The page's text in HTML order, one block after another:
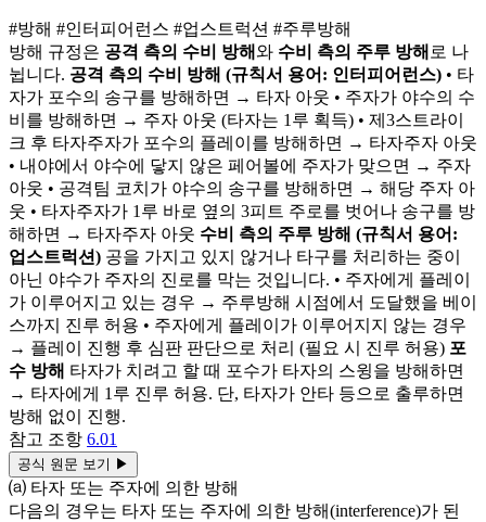
#방해 #인터피어런스 #업스트럭션 #주루방해
방해 규정은 공격 측의 수비 방해와 수비 측의 주루 방해 로 나
뉩니다. 공격 측의 수비 방해 (규칙서 용어: 인터피어런스) • 타
자가 포수의 송구를 방해하면 → 타자 아웃 • 주자가 야수의 수
비를 방해하면 → 주자 아웃 (타자는 1루 획득) • 제3스트라이
크 후 타자주자가 포수의 플레이를 방해하면 → 타자주자 아웃
• 내야에서 야수에 닿지 않은 페어볼에 주자가 맞으면 → 주자
아웃 • 공격팀 코치가 야수의 송구를 방해하면 → 해당 주자 아
웃 • 타자주자가 1루 바로 옆의 3피트 주로를 벗어나 송구를 방
해하면 → 타자주자 아웃 수비 측의 주루 방해 (규칙서 용어:
업스트럭션) 공을 가지고 있지 않거나 타구를 처리하는 중이
아닌 야수가 주자의 진로를 막는 것입니다. • 주자에게 플레이
가 이루어지고 있는 경우 → 주루방해 시점에서 도달했을 베이
스까지 진루 허용 • 주자에게 플레이가 이루어지지 않는 경우
→ 플레이 진행 후 심판 판단으로 처리 (필요 시 진루 허용) 포
수 방해 타자가 치려고 할 때 포수가 타자의 스윙을 방해하면
→ 타자에게 1루 진루 허용. 단, 타자가 안타 등으로 출루하면
방해 없이 진행.
참고 조항 6.01
공식 원문 보기 ▶
⒜ 타자 또는 주자에 의한 방해
다음의 경우는 타자 또는 주자에 의한 방해(interference)가 된